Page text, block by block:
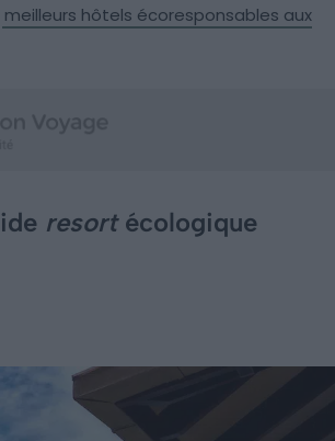
meilleurs hôtels écoresponsables aux
resortécologique